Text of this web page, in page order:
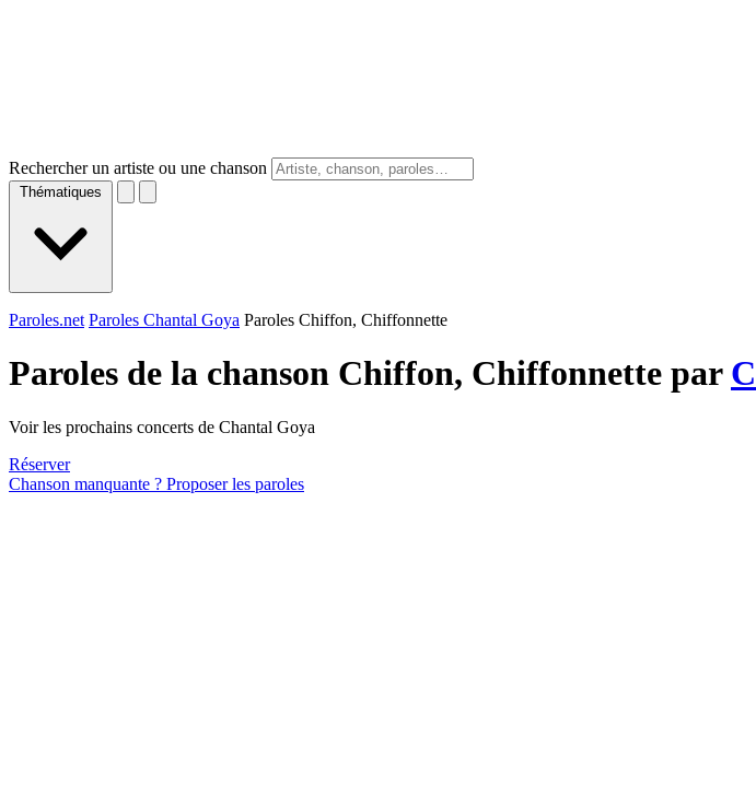
Rechercher un artiste ou une chanson
Thématiques
Paroles.net Paroles Chantal Goya Paroles Chiffon, Chiffonnette
Paroles de la chanson Chiffon, Chiffonnette par
Voir les prochains concerts de Chantal Goya
Réserver
Chanson manquante ? Proposer les paroles